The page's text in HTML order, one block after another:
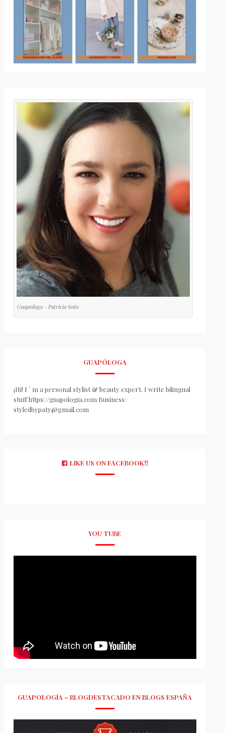
Guapologa - Patricia Soto
GUAPÓLOGA
¡Hi! I ´ m a personal stylist & beauty expert. I write bilingual
stuff https://guapologia.com Business:
styledbypaty@gmail.com
LIKE US ON FACEBOOK!!
YOU TUBE
GUAPOLOGÍA – BLOGDESTACADO EN BLOGS ESPAÑA